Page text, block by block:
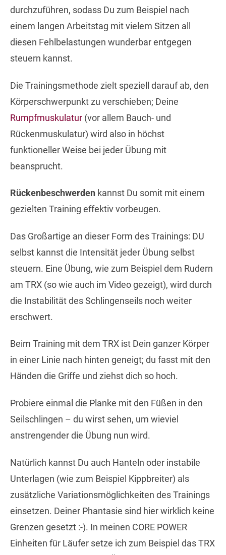
durchzuführen, sodass Du zum Beispiel nach
einem langen Arbeitstag mit vielem Sitzen all
diesen Fehlbelastungen wunderbar entgegen
steuern kannst.
Die Trainingsmethode zielt speziell darauf ab, den
Körperschwerpunkt zu verschieben; Deine
Rumpfmuskulatur (vor allem Bauch- und
Rückenmuskulatur) wird also in höchst
funktioneller Weise bei jeder Übung mit
beansprucht.
Rückenbeschwerden kannst Du somit mit einem
gezielten Training effektiv vorbeugen.
Das Großartige an dieser Form des Trainings: DU
selbst kannst die Intensität jeder Übung selbst
steuern. Eine Übung, wie zum Beispiel dem Rudern
am TRX (so wie auch im Video gezeigt), wird durch
die Instabilität des Schlingenseils noch weiter
erschwert.
Beim Training mit dem TRX ist Dein ganzer Körper
in einer Linie nach hinten geneigt; du fasst mit den
Händen die Griffe und ziehst dich so hoch.
Probiere einmal die Planke mit den Füßen in den
Seilschlingen – du wirst sehen, um wieviel
anstrengender die Übung nun wird.
Natürlich kannst Du auch Hanteln oder instabile
Unterlagen (wie zum Beispiel Kippbreiter) als
zusätzliche Variationsmöglichkeiten des Trainings
einsetzen. Deiner Phantasie sind hier wirklich keine
Grenzen gesetzt :-). In meinen CORE POWER
Einheiten für Läufer setze ich zum Beispiel das TRX